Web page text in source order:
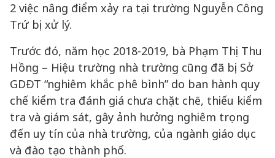
2 việc nâng điểm xảy ra tại trường Nguyễn Công
Trứ bị xử lý.
Trước đó, năm học 2018-2019, bà Phạm Thị Thu
Hồng – Hiệu trường nhà trường cũng đã bị Sở
GDĐT “nghiêm khắc phê bình” do ban hành quy
chế kiểm tra đánh giá chưa chặt chẽ, thiếu kiểm
tra và giám sát, gây ảnh hưởng nghiêm trọng
đến uy tín của nhà trường, của ngành giáo dục
và đào tạo thành phố.